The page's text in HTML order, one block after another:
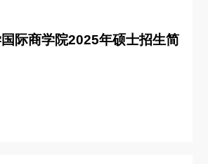
际商学院2025年硕士招生简